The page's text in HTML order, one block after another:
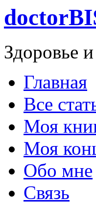
Здоровье
Главная
Все
Моя
Моя
Обо мне
Связь